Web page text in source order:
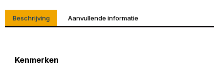
Beschrijving Aanvullende informatie
Kenmerken